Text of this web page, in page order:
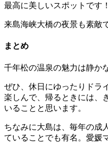
最高に美しいスポットです！
来島海峡大橋の夜景も素敵
まとめ
千年松の温泉の魅力は静か
ぜひ、休日にゆったりド
楽しんで、帰るときには、
いることと思います。
ちなみに大島は、毎年の成
ていることでも有名。愛媛